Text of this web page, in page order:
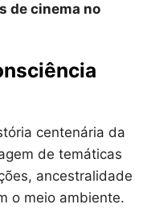
de cinema no
centenária da
de temáticas
ancestralidade
o meio ambiente.